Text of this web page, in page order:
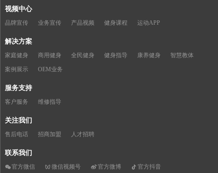
视频中心
品牌宣传 业务宣传 产品视频 健身课程 运动APP
解决方案
家庭健身 商用健身 全民健身 健身指导 康养健身 智慧教体
案例展示 OEM业务
服务支持
客户服务 维修指导
关注我们
售后电话 招商加盟 人才招聘
联系我们
官方微信 微信视频号 官方微博 官方抖音